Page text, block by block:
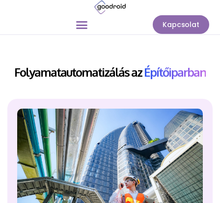
Kapcsolat
Folyamatautomatizálás azÉpítőiparban